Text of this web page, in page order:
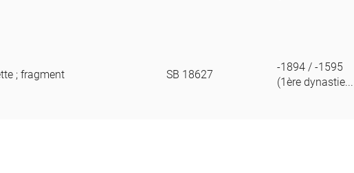
; fragment SB 18627
-1894 / -1595
(1ère dynastie...